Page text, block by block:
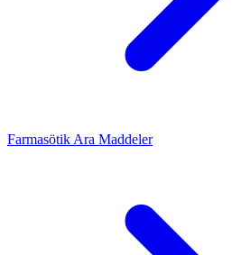
Farmasötik Ara Maddeler